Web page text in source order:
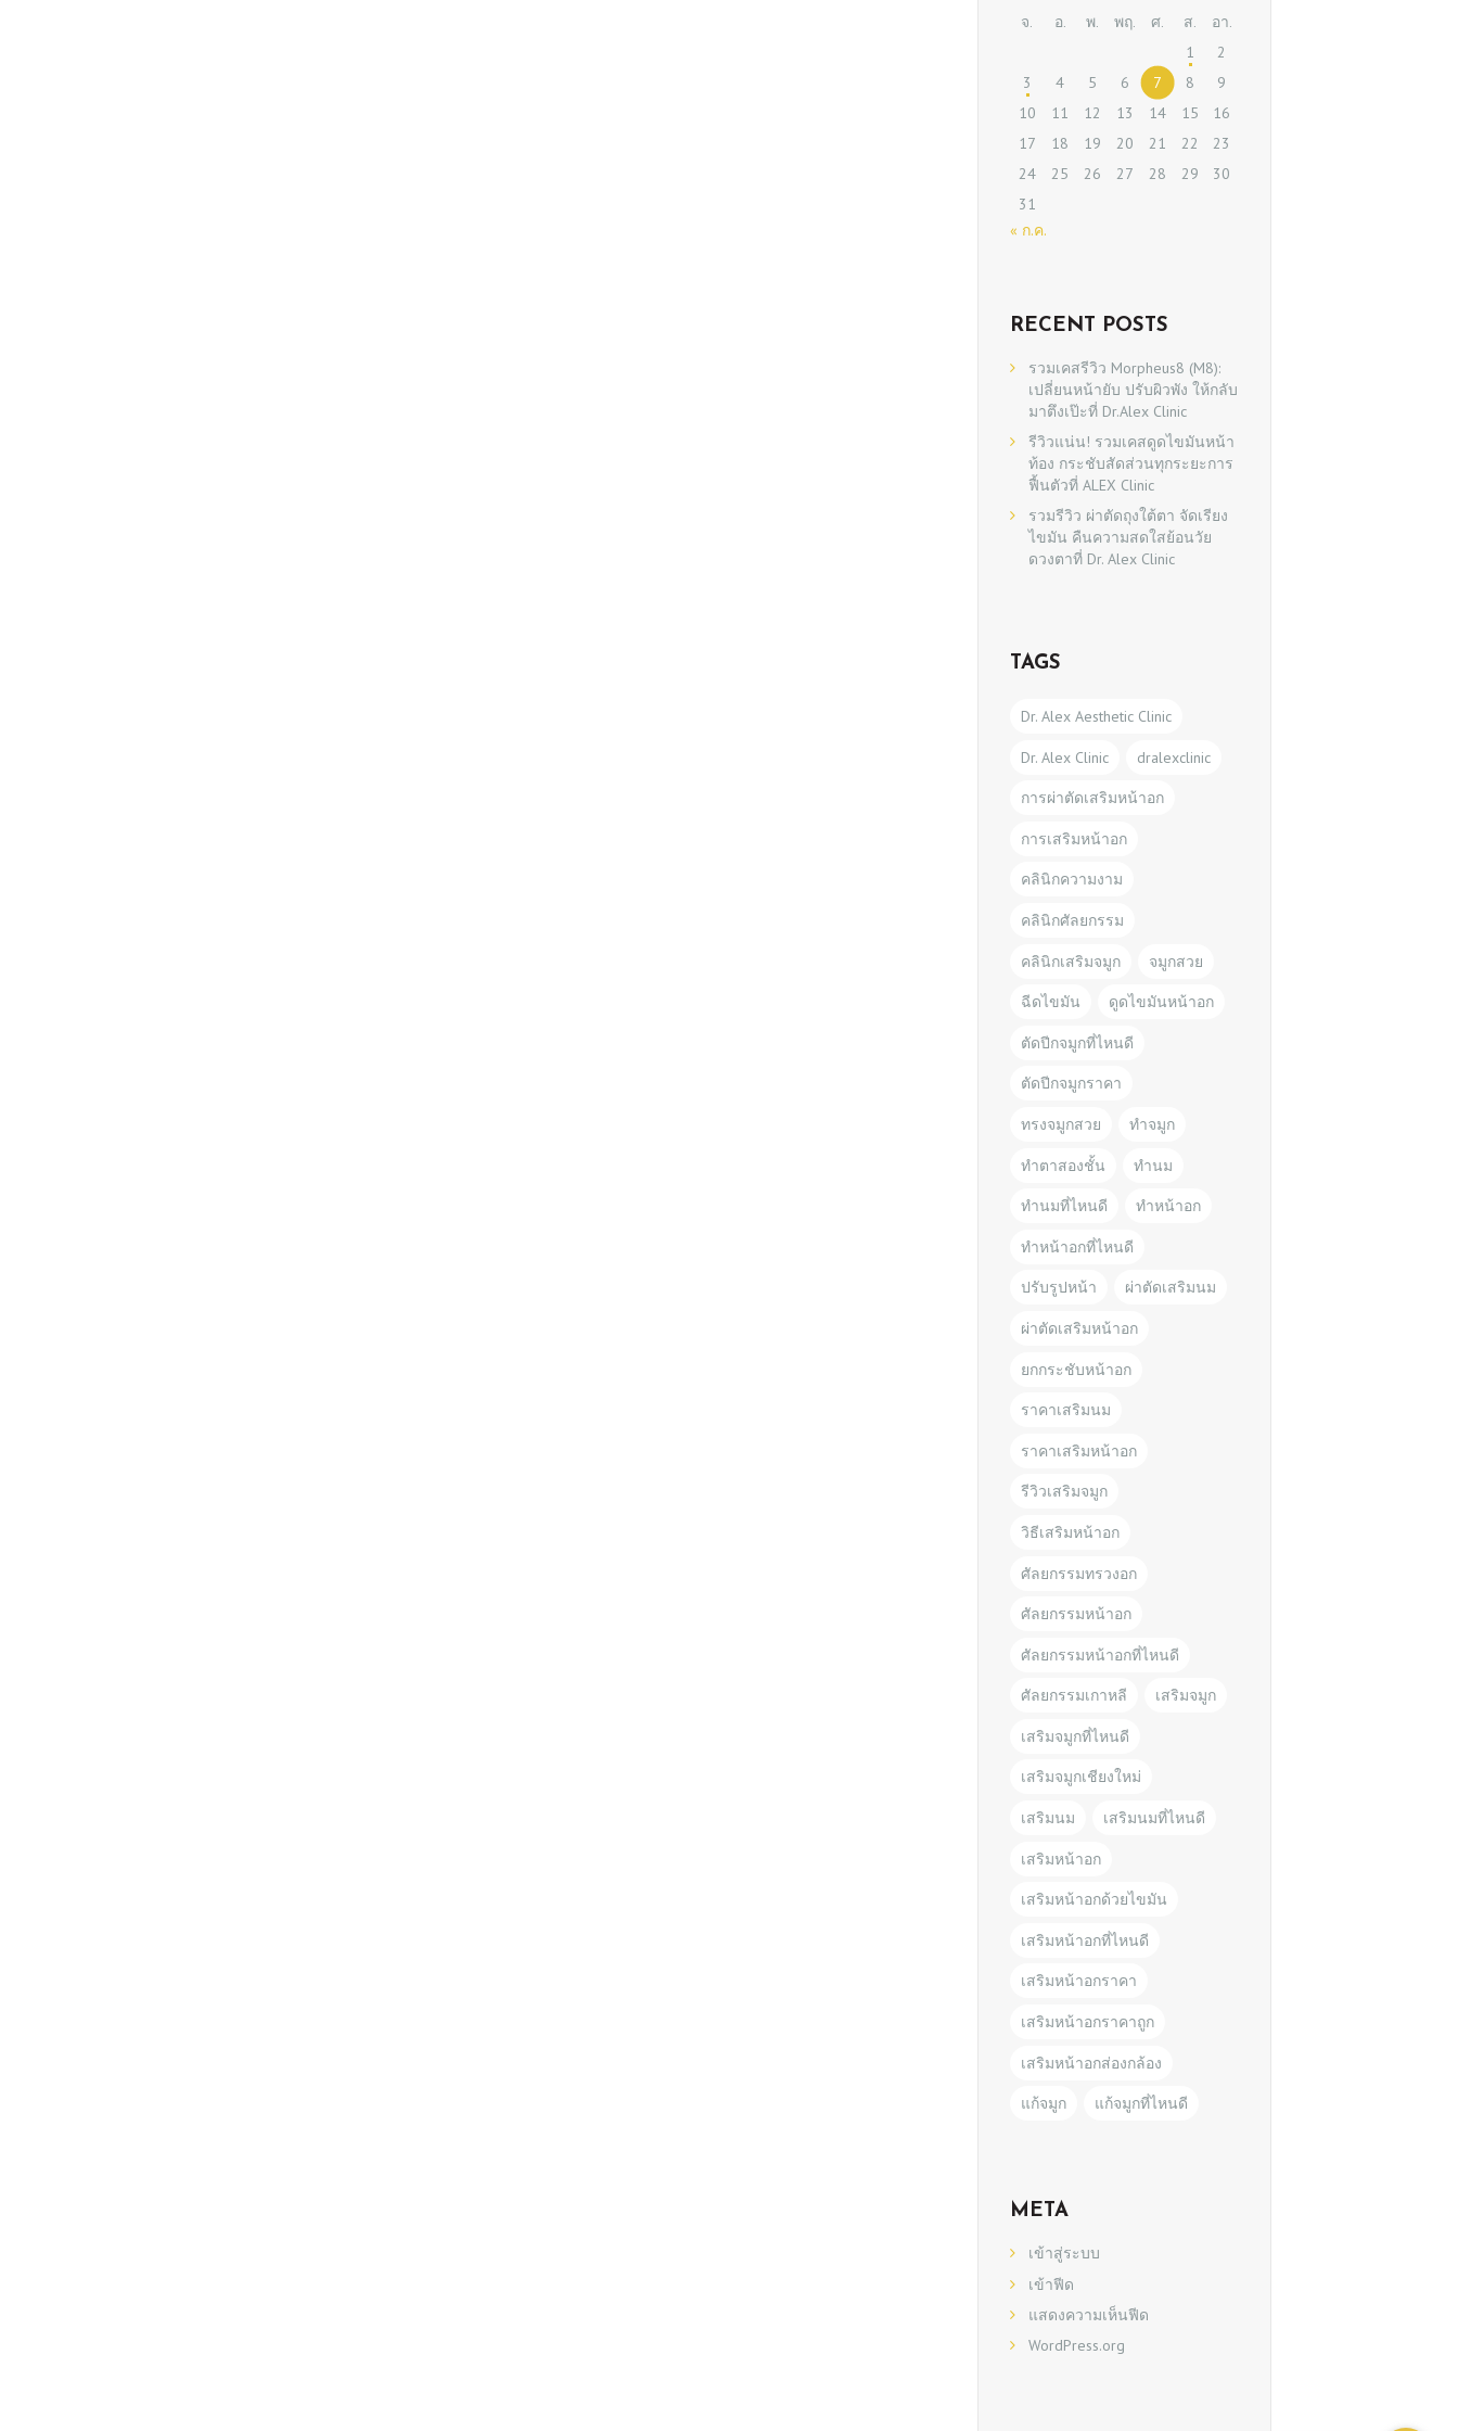
จ.
อ. พ. พฤ. ศ. ส. อา.
1
2
3
4 5 6 7 8
9
10
11 12 13 14 15
16
17
18 19 20 21 22
23
24
25 26 27 28 29
30
31
« ก.ค.
RECENT POSTS
รวมเคสรีวิว Morpheus8 (M8):
เปลี่ยนหน้ายับ ปรับผิวพัง ให้กลับ
มาตึงเป๊ะที่ Dr.Alex Clinic
รีวิวแน่น! รวมเคสดูดไขมันหน้า
ท้อง กระชับสัดส่วนทุกระยะการ
ฟื้นตัวที่ ALEX Clinic
รวมรีวิว ผ่าตัดถุงใต้ตา จัดเรียง
ไขมัน คืนความสดใสย้อนวัย
ดวงตาที่ Dr. Alex Clinic
TAGS
Dr. Alex Aesthetic Clinic
Dr. Alex Clinic dralexclinic
การผ่าตัดเสริมหน้าอก
การเสริมหน้าอก
คลินิกความงาม
คลินิกศัลยกรรม
คลินิกเสริมจมูก จมูกสวย
ฉีดไขมัน ดูดไขมันหน้าอก
ตัดปีกจมูกที่ไหนดี
ตัดปีกจมูกราคา
ทรงจมูกสวย ทำจมูก
ทำตาสองชั้น ทำนม
ทำนมที่ไหนดี ทำหน้าอก
ทำหน้าอกที่ไหนดี
ปรับรูปหน้า ผ่าตัดเสริมนม
ผ่าตัดเสริมหน้าอก
ยกกระชับหน้าอก
ราคาเสริมนม
ราคาเสริมหน้าอก
รีวิวเสริมจมูก
วิธีเสริมหน้าอก
ศัลยกรรมทรวงอก
ศัลยกรรมหน้าอก
ศัลยกรรมหน้าอกที่ไหนดี
ศัลยกรรมเกาหลี เสริมจมูก
เสริมจมูกที่ไหนดี
เสริมจมูกเชียงใหม่
เสริมนม เสริมนมที่ไหนดี
เสริมหน้าอก
เสริมหน้าอกด้วยไขมัน
เสริมหน้าอกที่ไหนดี
เสริมหน้าอกราคา
เสริมหน้าอกราคาถูก
เสริมหน้าอกส่องกล้อง
แก้จมูก แก้จมูกที่ไหนดี
META
เข้าสู่ระบบ
เข้าฟีด
แสดงความเห็นฟีด
WordPress.org